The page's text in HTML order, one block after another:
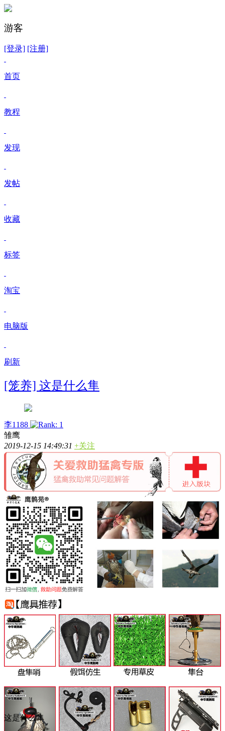
游客
[登录] [注册]
首页
教程
发现
发帖
收藏
标签
淘宝
电脑版
刷新
[笼养] 这是什么隼
李1188
雏鹰
2019-12-15 14:49:31 +关注
这是什么隼